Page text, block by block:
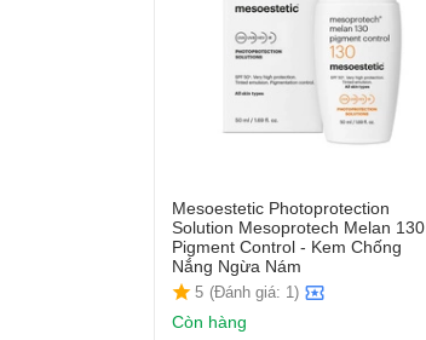
Mesoestetic Photoprotection
Solution Mesoprotech Melan 130
Pigment Control - Kem Chống
Nắng Ngừa Nám
5 (Đánh giá: 1)
Còn hàng